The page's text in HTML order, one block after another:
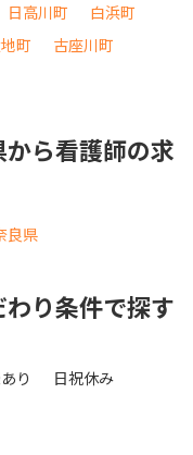
日高川町
白浜町
町
古座川町
ら看護師の求
良県
り条件で探す
り
日祝休み